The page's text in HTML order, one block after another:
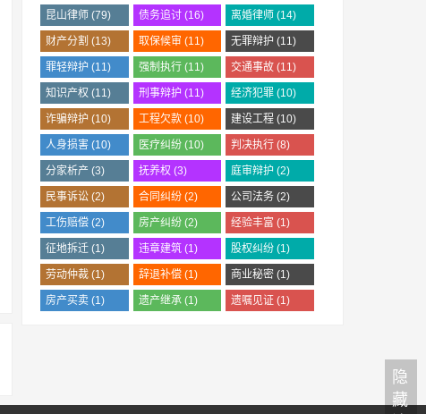
昆山律师 (79) 债务追讨(16) 离婚律师 (14)
财产分割 (13) 取保候审 (11) 无罪辩护 (11)
罪轻辩护 (11) 强制执行(11) 交通事故 (11)
知识产权 (11) 刑事辩护 (11) 经济犯罪 (10)
诈骗辩护 (10) 工程欠款(10) 建设工程 (10)
人身损害 (10) 医疗纠纷(10) 判决执行 (8)
分家析产 (3) 抚养权 (3) 庭审辩护 (2)
民事诉讼 (2) 合同纠纷(2) 公司法务 (2)
工伤赔偿 (2) 房产纠纷(2) 经验丰富 (1)
征地拆迁 (1) 违章建筑(1) 股权纠纷 (1)
劳动仲裁 (1) 辞退补偿(1) 商业秘密 (1)
房产买卖 (1) 遗产继承(1) 遗嘱见证 (1)
隐
藏